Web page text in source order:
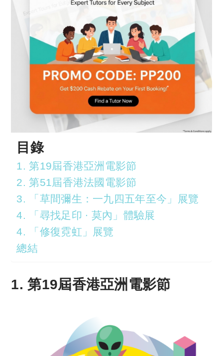
目錄
1. 第19屆香港亞洲電影節
2. 第51屆香港法國電影節
3. 「草間彌生：一九四五年至今」展覽
4. 「尋找足印 ∙ 莫內」體驗展
4. 「修復霓虹」展覽
總結
1. 第19屆香港亞洲電影節